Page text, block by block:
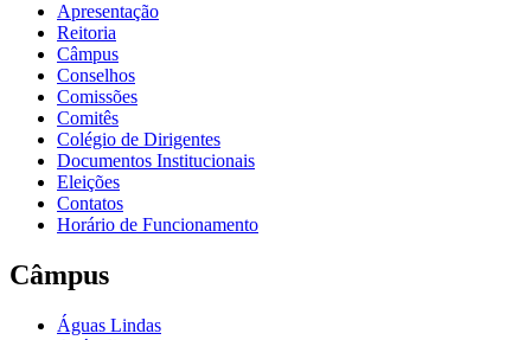
Apresentação
Reitoria
Câmpus
Conselhos
Comissões
Comitês
Colégio de Dirigentes
Documentos Institucionais
Eleições
Contatos
Horário de Funcionamento
Câmpus
Águas Lindas